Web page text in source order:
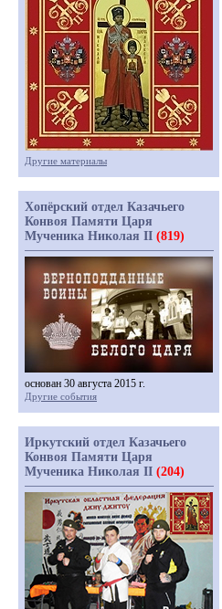
Другие материалы
Хопёрский отдел Казачьего
Конвоя Памяти Царя
Мученика Николая II (819)
основан 30 августа 2015 г.
Другие события
Иркутский отдел Казачьего
Конвоя Памяти Царя
Мученика Николая II (204)